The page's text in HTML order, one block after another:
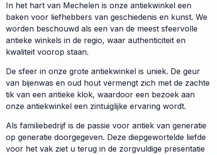
In het hart van Mechelen is onze antiekwinkel een
baken voor liefhebbers van geschiedenis en kunst. We
worden beschouwd als een van de meest sfeervolle
antieke winkels in de regio, waar authenticiteit en
kwaliteit voorop staan.
De sfeer in onze grote antiekwinkel is uniek. De geur
van bijenwas en oud hout vermengt zich met de zachte
tik van een antieke klok, waardoor een bezoek aan
onze antiekwinkel een zintuiglijke ervaring wordt.
Als familiebedrijf is de passie voor antiek van generatie
op generatie doorgegeven. Deze diepgewortelde liefde
voor het vak ziet u terug in de zorgvuldige presentatie